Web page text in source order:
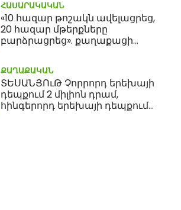
ՀԱՍԱՐԱԿԱԿԱՆ
«10 հազար թոշակն ավելացրեց,
20 հազար մթերքները
բարձրացրեց». քաղաքացի
ՔԱՂԱՔԱԿԱՆ
ՏԵՍԱՆՅՈւԹ Չորրորդ երեխայի
դեպքում 2 միլիոն դրամ,
հինգերորդ երեխայի դեպքում